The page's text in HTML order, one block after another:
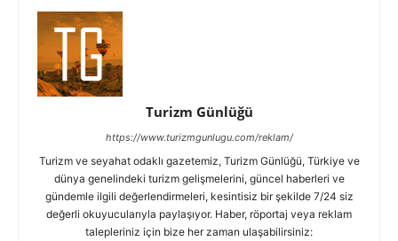
Turizm Günlüğü
https://www.turizmgunlugu.com/reklam/
Turizm ve seyahat odaklı gazetemiz, Turizm Günlüğü, Türkiye ve
dünya genelindeki turizm gelişmelerini, güncel haberleri ve
gündemle ilgili değerlendirmeleri, kesintisiz bir şekilde 7/24 siz
değerli okuyucularıyla paylaşıyor. Haber, röportaj veya reklam
talepleriniz için bize her zaman ulaşabilirsiniz: